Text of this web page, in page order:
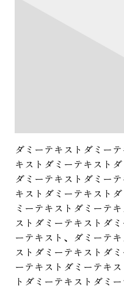
ダミーテキストダミー
キストダミーテキスト
ダミーテキストダミー
キストダミーテキスト
ミーテキストダミーテ
ストダミーテキストダ
ーテキスト、ダミーテ
ストダミーテキストダ
ーテキストダミーテキ
トダミーテキストダミー